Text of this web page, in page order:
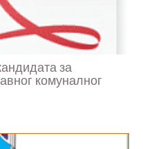
за
комуналног